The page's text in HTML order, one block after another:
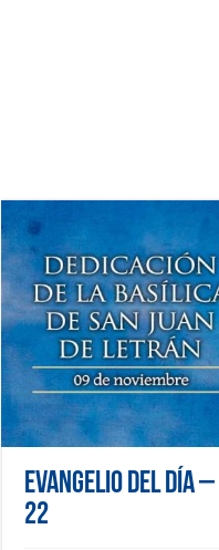
Evangelio del día –
22